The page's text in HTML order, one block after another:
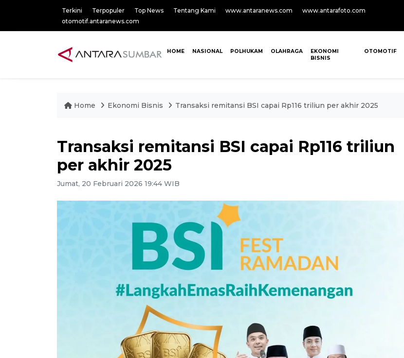
Terkini Terpopuler Top News Tentang Kami www.antaranews.com
www.antarafoto.com
otomotif.antaranews.com
HOME NASIONAL POLHUKAM OLAHRAGA
EKONOMI
BISNIS
OTOMOTIF
Home Ekonomi Bisnis Transaksi remitansi BSI capai Rp116 triliun per akhir 2025
Transaksi remitansi BSI capai Rp116 triliun
per akhir 2025
Jumat, 20 Februari 2026 19:44 WIB